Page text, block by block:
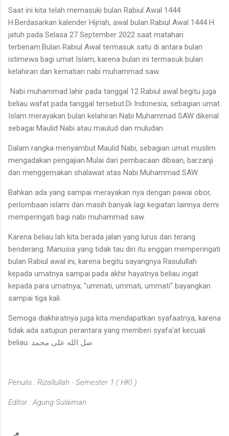
Saat ini kita telah memasuki bulan Rabiul Awal 1444
H.Berdasarkan kalender Hijriah, awal bulan Rabiul Awal 1444 H
jatuh pada Selasa 27 September 2022 saat matahari
terbenam.Bulan Rabiul Awal termasuk satu di antara bulan
istimewa bagi umat Islam, karena bulan ini termasuk bulan
kelahiran dan kematian nabi muhammad saw.
Nabi muhammad lahir pada tanggal 12 Rabiul awal begitu juga
beliau wafat pada tanggal tersebut.Di Indonesia, sebagian umat
Islam merayakan bulan kelahiran Nabi Muhammad SAW dikenal
sebagai Maulid Nabi atau maulud dan muludan.
Dalam rangka menyambut Maulid Nabi, sebagian umat muslim
mengadakan pengajian.Mulai dari pembacaan dibaan, barzanji
dan menggemakan shalawat atas Nabi Muhammad SAW.
Bahkan ada yang sampai merayakan nya dengan pawai obor,
perlombaan islami dan masih banyak lagi kegiatan lainnya demi
memperingati bagi nabi muhammad saw.
Karena beliau lah kita berada jalan yang lurus dan terang
benderang. Manusia yang tidak tau diri itu enggan memperingati
bulan Rabiul awal ini, karena begitu sayangnya Rasulullah
kepada umatnya sampai pada akhir hayatnya beliau ingat
kepada para umatnya; "ummati, ummati, ummati" bayangkan
sampai tiga kali.
Semoga diakhiratnya juga kita mendapatkan syafaatnya, karena
tidak ada satupun perantara yang memberi syafa'at kecuali
Penulis : Rizallullah - Semester 1 ( HKI )
Editor : Agung Sulaiman